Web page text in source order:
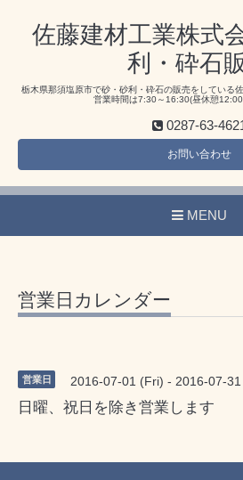
佐藤建材工業株式
利・砕石
栃木県那須塩原市で砂・砂利・砕石の販売をしている
営業時間は7:30～16:30(昼休憩12:00
0287-63-
お問い合わせ
MENU
営業日カレンダー
営業日 2016-07-01 (Fri) - 2016-07-
日曜、祝日を除き営業します